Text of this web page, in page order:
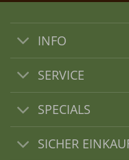
INFO
SERVICE
SPECIALS
SICHER